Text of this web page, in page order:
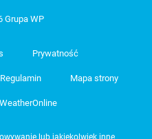
Grupa WP
Prywatność
Regulamin Mapa strony
lub jakiekolwiek inne